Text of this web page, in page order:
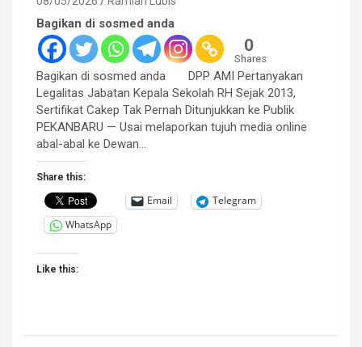
Bagikan di sosmed anda
0
Shares
Bagikan di sosmed anda DPP AMI Pertanyakan
Legalitas Jabatan Kepala Sekolah RH Sejak 2013,
Sertifikat Cakep Tak Pernah Ditunjukkan ke Publik
PEKANBARU — Usai melaporkan tujuh media online
abal-abal ke Dewan…
Share this:
Email
Telegram
WhatsApp
Like this: